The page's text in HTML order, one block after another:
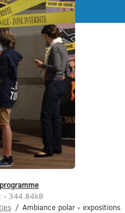
Menu
- 344.84kB
Ambiance polar - expositions